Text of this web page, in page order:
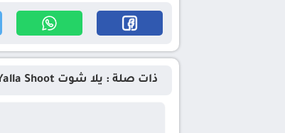
ذات صلة : يلا شوت Yalla Shoot